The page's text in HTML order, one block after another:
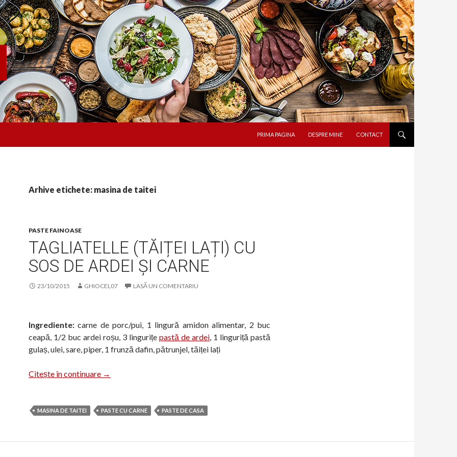
PRIMA PAGINA
DESPRE MINE CONTACT
Arhive etichete: masina de taitei
PASTE FAINOASE
TAGLIATELLE (TĂIȚEI LAȚI) CU
SOS DE ARDEI ȘI CARNE
23/10/2015 GHIOCEL07 LASĂ UN COMENTARIU
Ingrediente: carne de porc/pui, 1 lingură amidon alimentar, 2 buc
ceapă, 1/2 buc ardei roșu, 3 lingurițe pastă de ardei, 1 linguriță pastă
gulaș, ulei, sare, piper, 1 frunză dafin, pătrunjel, tăiței lați
Citește în continuare Tagliatelle (tăiței lați) cu sos de ardei și carne
→
MASINA DE TAITEI PASTE CU CARNE PASTE DE CASA